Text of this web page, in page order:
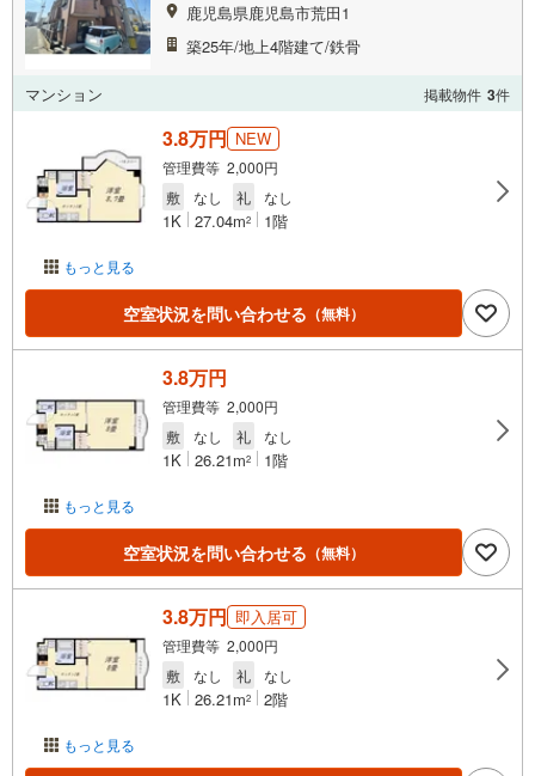
鹿児島県鹿児島市荒田1
築25年/地上4階建て/鉄骨
マンション 掲載物件 3件
もっと見る
3.8万円 NEW
管理費等 2,000円
敷
なし 礼 なし
1K 27.04m2 1階
空室状況を問い合わせる （無料）
もっと見る
3.8万円
管理費等 2,000円
敷
なし 礼 なし
1K 26.21m2 1階
空室状況を問い合わせる （無料）
もっと見る
3.8万円 即入居可
管理費等 2,000円
敷
なし 礼 なし
1K 26.21m2 2階